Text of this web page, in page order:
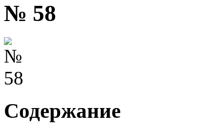
№ 58
Содержание